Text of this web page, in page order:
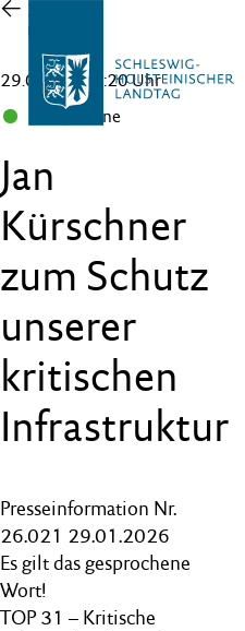
Zur
Übersicht
29.01.26 , 11:20 Uhr
B 90/Grüne
Jan
Kürschner
zum Schutz
unserer
kritischen
Infrastruktur
Presseinformation Nr.
26.021 29.01.2026
Es gilt das gesprochene
Wort!
TOP 31 – Kritische